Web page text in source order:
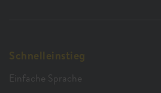
Schnelleinstieg
Einfache Sprache